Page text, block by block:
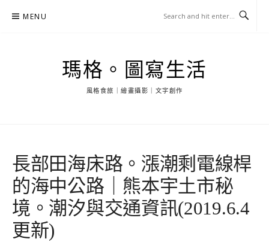
MENU
瑪格。圖寫生活
風格食旅｜繪畫攝影｜文字創作
長部田海床路。漲潮剩電線桿
的海中公路｜熊本宇土市秘
境。潮汐與交通資訊(2019.6.4
更新)